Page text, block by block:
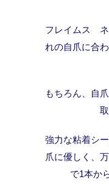
フレイムス ネ
れの自爪に合
もちろん、自
強力な粘着シ
爪に優しく、
で1本か